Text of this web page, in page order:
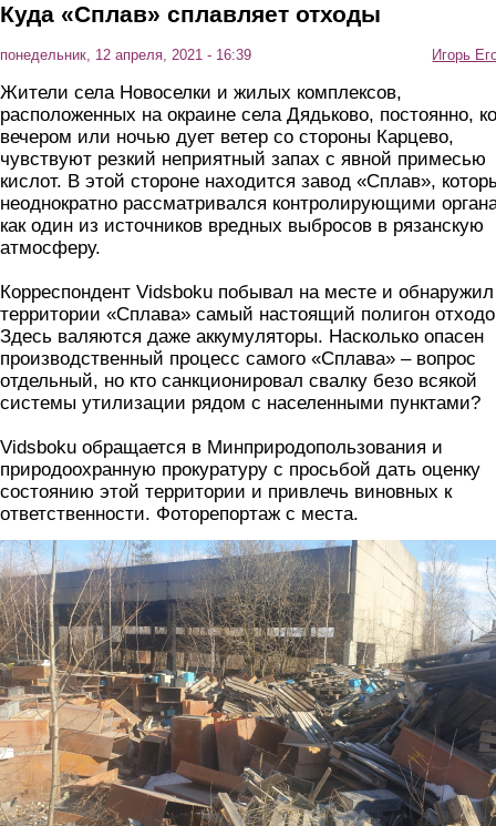
Куда «Сплав» сплавляет отходы
понедельник, 12 апреля, 2021 - 16:39 Игорь
Жители села Новоселки и жилых комплексов,
расположенных на окраине села Дядьково, постоянно,
вечером или ночью дует ветер со стороны Карцево,
чувствуют резкий неприятный запах с явной примесью
кислот. В этой стороне находится завод «Сплав»,
неоднократно рассматривался контролирующими
как один из источников вредных выбросов в рязанскую
атмосферу.
Корреспондент Vidsboku побывал на месте и
территории «Сплава» самый настоящий полигон
Здесь валяются даже аккумуляторы. Насколько опасен
производственный процесс самого «Сплава» – вопрос
отдельный, но кто санкционировал свалку безо всякой
системы утилизации рядом с населенными пунктами?
Vidsboku обращается в Минприродопользования и
природоохранную прокуратуру с просьбой дать оценку
состоянию этой территории и привлечь виновных к
ответственности. Фоторепортаж с места.
1.png